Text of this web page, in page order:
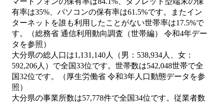
有率は35%、パソコンの保有率は61.5%です。またイン
ターネットを誰も利用したことがない世帯率は17.5%で
す。（総務省 通信利用動向調査（世帯編） 令和4年デー
タを参照）
大分県の総人口は1,131,140人（男：538,934人、女：
592,206人）で全国33位です。世帯数は542,048世帯で全
国32位です。（厚生労働省 令和3年人口動態データを参
照）
大分県の事業所数は57,778件で全国34位です。従業者数